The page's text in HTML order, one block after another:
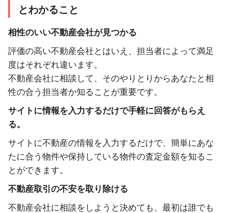
とわかること
相性のいい不動産会社が見つかる
評価の高い不動産会社とはいえ、担当者によって満足
度はそれぞれ違います。
不動産会社に相談して、そのやりとりからあなたと相
性の合う担当者か知ることが重要です。
サイトに情報を入力するだけで手軽に回答がもらえ
る。
サイトに不動産の情報を入力するだけで、簡単にあな
たに合う物件や保持している物件の査定金額を知るこ
とができます。
不動産取引の不安を取り除ける
不動産会社に相談をしようと決めても、最初は誰でも